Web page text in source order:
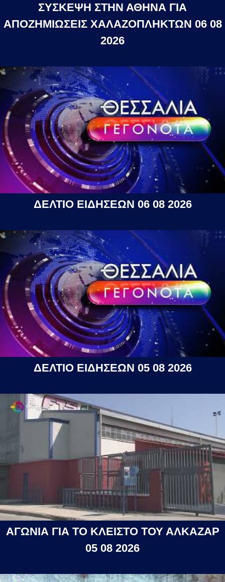
ΣΥΣΚΕΨΗ ΣΤΗΝ ΑΘΗΝΑ ΓΙΑ
ΑΠΟΖΗΜΙΩΣΕΙΣ ΧΑΛΑΖΟΠΛΗΚΤΩΝ 06 08
2026
ΔΕΛΤΙΟ ΕΙΔΗΣΕΩΝ 06 08 2026
ΔΕΛΤΙΟ ΕΙΔΗΣΕΩΝ 05 08 2026
ΑΓΩΝΙΑ ΓΙΑ ΤΟ ΚΛΕΙΣΤΟ ΤΟΥ ΑΛΚΑΖΑΡ
05 08 2026